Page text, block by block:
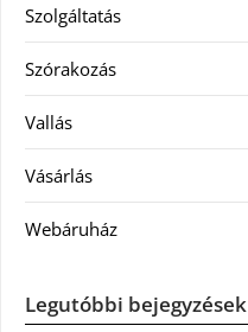
Szolgáltatás
Szórakozás
Vallás
Vásárlás
Webáruház
Legutóbbi bejegyzések